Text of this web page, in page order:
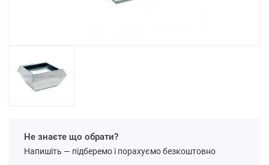
Не знаєте що обрати?
Напишіть — підберемо і порахуємо безкоштовно